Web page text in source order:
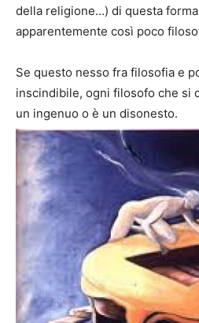
della religione…) di questa
apparentemente così poco
Se questo nesso fra filosofia e
inscindibile, ogni filosofo che si
un ingenuo o è un disonesto.